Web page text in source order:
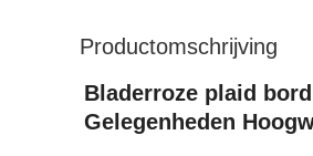
Productomschrijving
Bladerroze plaid
Gelegenheden